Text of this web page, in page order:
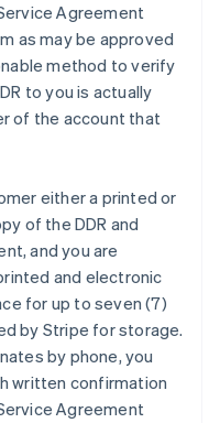
Agreement
as may be approved
method to verify
to you is actually
of the account that
either a printed or
of the DDR and
and you are
and electronic
for up to seven (7)
by Stripe for storage.
by phone, you
written confirmation
Agreement